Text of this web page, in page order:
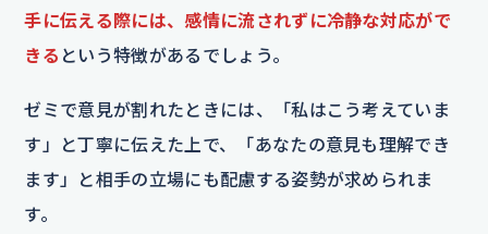
手に伝える際には、感情に流されずに冷静な対応がで
きる という特徴があるでしょう。
ゼミで意見が割れたときには、「私はこう考えていま
す」と丁寧に伝えた上で、「あなたの意見も理解でき
ます」と相手の立場にも配慮する姿勢が求められま
す。